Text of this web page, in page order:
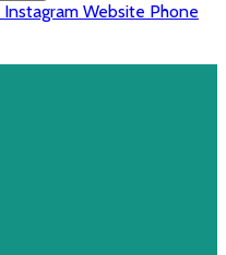
Instagram Website Phone